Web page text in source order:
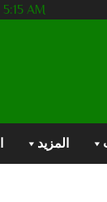
5:15 AM
المزيد